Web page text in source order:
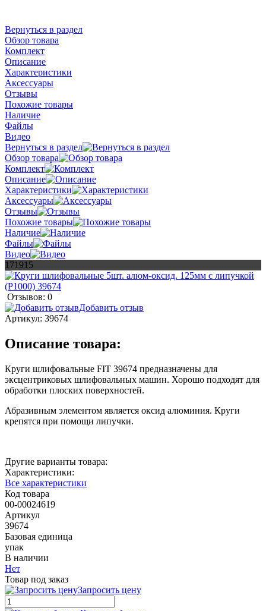
Вернуться в раздел
Обзор товара
Комплект
Описание
Характеристики
Аксессуары
Отзывы
Похожие товары
Наличие
Файлы
Видео
Вернуться в раздел
Обзор товара
Комплект
Описание
Характеристики
Аксессуары
Отзывы
Похожие товары
Наличие
Файлы
Видео
171915
Отзывов: 0
Добавить отзыв
Артикул: 39674
Описание товара:
Круги шлифовальные FIT 39674 предназначены для
эксцентриковых шлифовальных машин. Хорошо подходят для
обработки плоских поверхностей.
Абразивным элементом является оксид алюминия. Круги
крепятся при помощи липучки.
Другие варианты товара:
Характеристики:
Все характеристики
Код товара
00-00024619
Артикул
39674
Базовая единица
упак
В наличии
Нет
Товар под заказ
Запросить цену